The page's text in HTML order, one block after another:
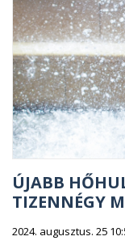
ÚJABB
TIZENNÉGY
2024. augusztus. 25